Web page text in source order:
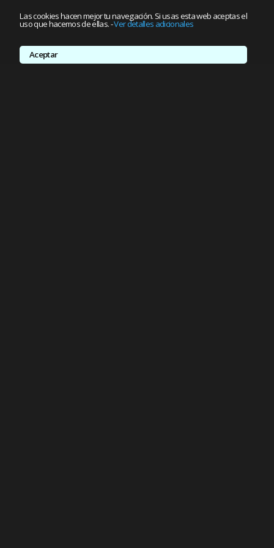
Las cookies hacen mejor tu navegación. Si usas esta web aceptas el
uso que hacemos de ellas.-Ver detalles adicionales
Aceptar